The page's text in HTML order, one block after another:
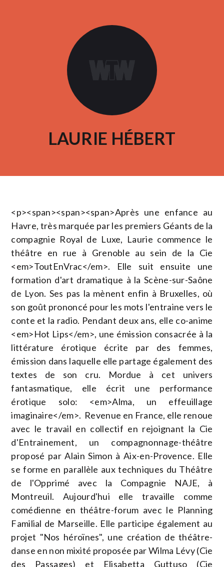
LAURIE HÉBERT
<p><span><span><span>Après une enfance au
Havre, très marquée par les premiers Géants de la
compagnie Royal de Luxe, Laurie commence le
théâtre en rue à Grenoble au sein de la Cie
<em>ToutEnVrac</em>. Elle suit ensuite une
formation d'art dramatique à la Scène-sur-Saône
de Lyon. Ses pas la mènent enfin à Bruxelles, où
son goût prononcé pour les mots l'entraine vers le
conte et la radio. Pendant deux ans, elle co-anime
<em>Hot Lips</em>, une émission consacrée à la
littérature érotique écrite par des femmes,
émission dans laquelle elle partage également des
textes de son cru. Mordue à cet univers
fantasmatique, elle écrit une performance
érotique solo: <em>Alma, un effeuillage
imaginaire</em>. Revenue en France, elle renoue
avec le travail en collectif en rejoignant la Cie
d'Entrainement, un compagnonnage-théâtre
proposé par Alain Simon à Aix-en-Provence. Elle
se forme en parallèle aux techniques du Théâtre
de l'Opprimé avec la Compagnie NAJE, à
Montreuil. Aujourd'hui elle travaille comme
comédienne en théâtre-forum avec le Planning
Familial de Marseille. Elle participe également au
projet "Nos héroïnes", une création de théâtre-
danse en non mixité proposée par Wilma Lévy (Cie
des Passages) et Elisabetta Guttuso (Cie